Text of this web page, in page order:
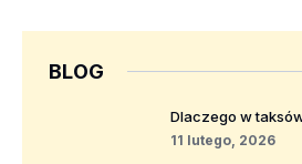
BLOG
Dlaczego w
11 lutego, 2026